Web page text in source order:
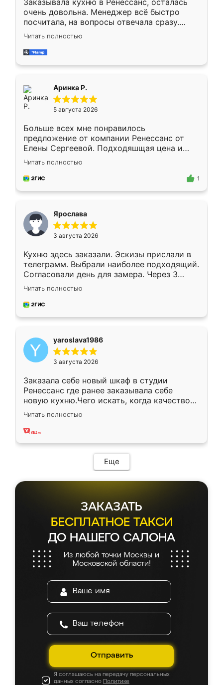
Заказывала кухню в Ренессанс, осталась
очень довольна. Менеджер всё быстро
посчитала, на вопросы отвечала сразу.
Замерщик приехал в субботу, подошёл к
делу со всей ответственностью. Собрали
за день, ребята работали аккуратно, даже
Читать полностью
Аринка Р.
5 августа 2026
Больше всех мне понравилось
предложение от компании Ренессанс от
Елены Сергеевой. Подходяшщая цена и
короткие сроки изготовления. Приехавший
для замера сотрудник Владислав
предложил по моему эскизу самый
Читать полностью
1
Ярослава
3 августа 2026
Кухню здесь заказали. Эскизы прислали в
телеграмм. Выбрали наиболее подходящий.
Согласовали день для замера. Через 3
недели кухня была уже готова. Остались
довольны работой. Спасибо Ренессанс
мебель за качественную работу!
Читать полностью
yaroslava1986
3 августа 2026
Заказала себе новый шкаф в студии
Ренессанс где ранее заказывала себе
новую кухню.Чего искать, когда качеством
вполне довольна. Служит кухня уже почти
два года, нареканий нет.
Читать полностью
Еще
ЗАКАЗАТЬ
БЕСПЛАТНОЕ ТАКСИ
ДО НАШЕГО САЛОНА
Из любой точки Москвы и
Московской области!
Отправить
Я соглашаюсь на передачу персональных
данных согласно Политике